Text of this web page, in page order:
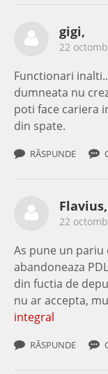
gigi,
22
Functionari
dumneata nu
poti face cariera
din spate.
RĂSPUNDE
Flavius,
22
As pune un pariu
abandoneaza
din fuctia de
nu ar accepta,
integral
RĂSPUNDE